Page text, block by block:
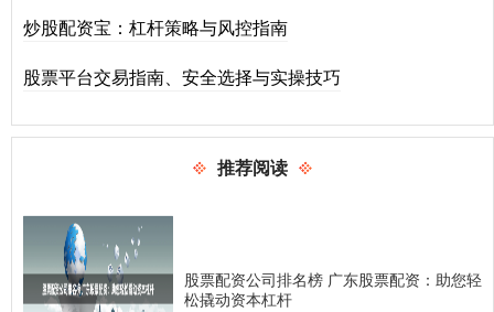
炒股配资宝：杠杆策略与风控指南
股票平台交易指南、安全选择与实操技巧
推荐阅读
股票配资公司排名榜 广东股票配资：助您轻
松撬动资本杠杆